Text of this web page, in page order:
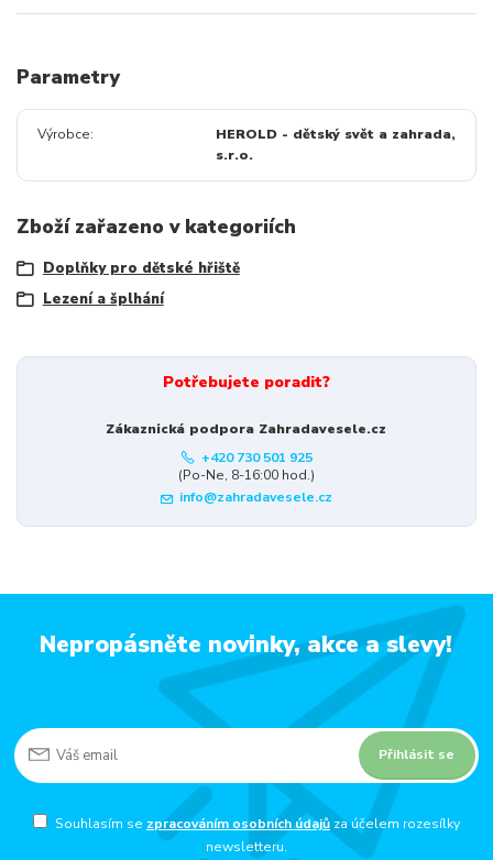
Parametry
Výrobce
HEROLD - dětský svět a zahrada,
s.r.o.
Zboží zařazeno v kategoriích
Doplňky pro dětské hřiště
Lezení a šplhání
Potřebujete poradit?
Zákaznická podpora Zahradavesele.cz
+420 730 501 925
(Po-Ne, 8-16:00 hod.)
info@zahradavesele.cz
Nepropásněte novinky, akce a slevy!
Přihlásit se
Souhlasím se zpracováním osobních údajůza účelem rozesílky
newsletteru.